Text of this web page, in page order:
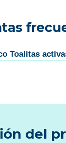
Toalitas
del